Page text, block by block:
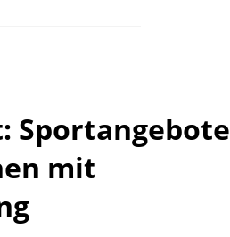
Sportangebote
mit